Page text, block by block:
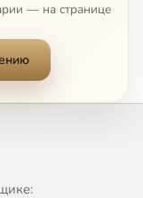
Как в наши дни почитают святителя Николая. Часть 1
— на странице